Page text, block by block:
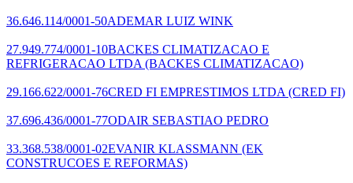
36.646.114/0001-50ADEMAR LUIZ WINK
27.949.774/0001-10BACKES CLIMATIZACAO E
REFRIGERACAO LTDA (BACKES CLIMATIZACAO)
29.166.622/0001-76CRED FI EMPRESTIMOS LTDA (CRED FI)
37.696.436/0001-77ODAIR SEBASTIAO PEDRO
33.368.538/0001-02EVANIR KLASSMANN (EK
CONSTRUCOES E REFORMAS)